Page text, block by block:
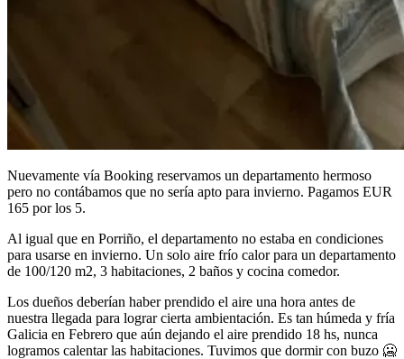
Nuevamente vía Booking reservamos un departamento hermoso
pero no contábamos que no sería apto para invierno. Pagamos EUR
165 por los 5.
Al igual que en Porriño, el departamento no estaba en condiciones
para usarse en invierno. Un solo aire frío calor para un departamento
de 100/120 m2, 3 habitaciones, 2 baños y cocina comedor.
Los dueños deberían haber prendido el aire una hora antes de
nuestra llegada para lograr cierta ambientación. Es tan húmeda y fría
Galicia en Febrero que aún dejando el aire prendido 18 hs, nunca
logramos calentar las habitaciones. Tuvimos que dormir con buzo 🥶